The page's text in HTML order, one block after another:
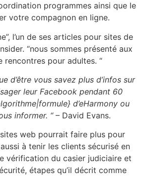
programmes ainsi que le
votre compagnon en ligne.
l’un de ses articles pour sites de
“nous sommes présenté aux
rencontres pour adultes. “
d’être vous savez plus d’infos sur
leur Facebook pendant 60
d’eHarmony ou
informer. “– David Evans.
web pourrait faire plus pour
à tenir les clients sécurisé en
vérification du casier judiciaire et
étapes qu’il décrit comme